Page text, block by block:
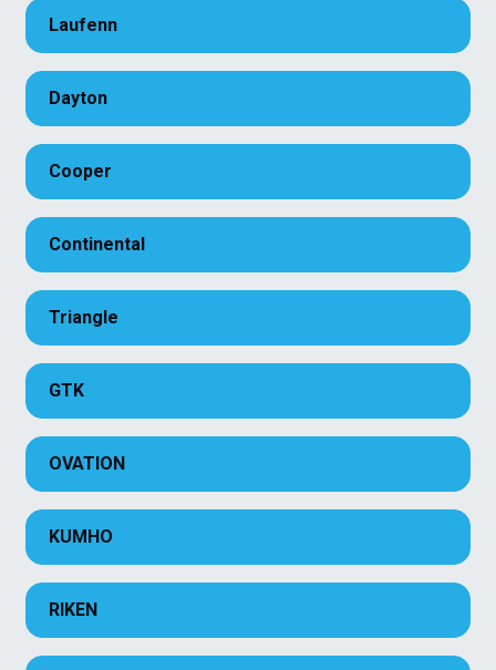
Laufenn
Dayton
Cooper
Continental
Triangle
GTK
OVATION
KUMHO
RIKEN